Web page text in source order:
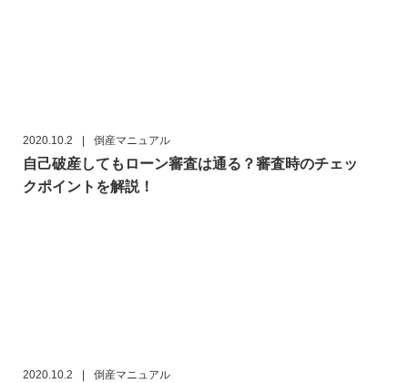
2020.10.2 | 倒産マニュアル
自己破産してもローン審査は通る？審査時のチェッ
クポイントを解説！
2020.10.2 | 倒産マニュアル